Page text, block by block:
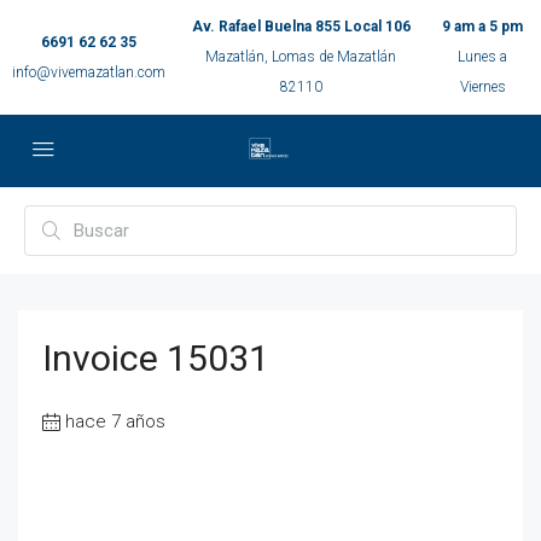
6691 62 62 35
info@vivemazatlan.com
Av. Rafael Buelna 855 Local 106
Mazatlán, Lomas de Mazatlán
82110
9 am a 5 pm
Lunes a
Viernes
Invoice 15031
hace 7 años